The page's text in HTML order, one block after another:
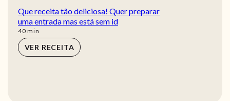
Que receita tão deliciosa! Quer preparar
uma entrada mas está sem id
40min
min
VER RECEITA